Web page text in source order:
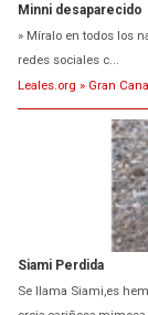
Minni desaparecido
» Míralo en todos los
redes sociales c...
Leales.org » Gran
Siami Perdida
Se llama Siami,es